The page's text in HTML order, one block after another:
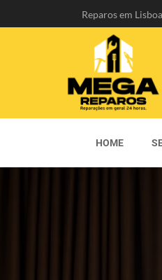
Reparos em
HOME